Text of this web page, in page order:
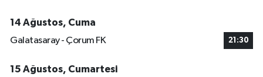
14 Ağustos, Cuma
Galatasaray - Çorum FK
21:30
15 Ağustos, Cumartesi